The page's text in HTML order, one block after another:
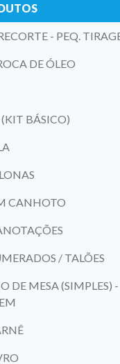
- PEQ.
DE ÓLEO
BÁSICO)
CANHOTO
/ TALÕES
DE MESA (SIMPLES) -